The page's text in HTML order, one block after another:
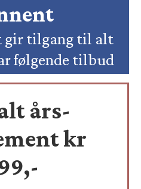
gir tilgang til alt
følgende tilbud
års-
kr